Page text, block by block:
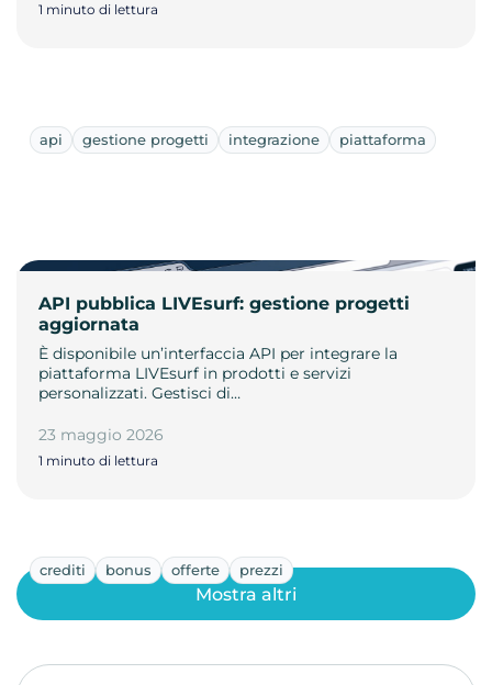
1 minuto di lettura
api gestione progetti integrazione piattaforma
API pubblica LIVEsurf: gestione progetti
aggiornata
È disponibile un’interfaccia API per integrare la
piattaforma LIVEsurf in prodotti e servizi
personalizzati. Gestisci di…
23 maggio 2026
1 minuto di lettura
crediti bonus offerte prezzi
Mostra altri